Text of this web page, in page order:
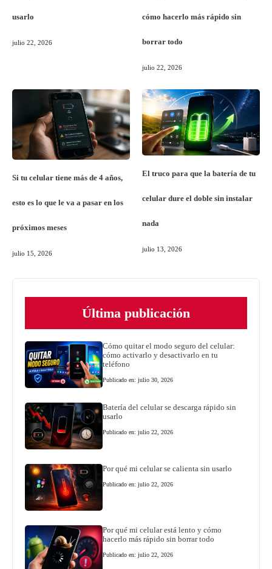
usarlo
julio 22, 2026
cómo hacerlo más rápido sin
borrar todo
julio 22, 2026
Si tu celular tiene más de 4 años,
esto es lo que le va a pasar en los
próximos meses
julio 15, 2026
El truco para que la batería de tu
celular dure el doble sin instalar
nada
julio 13, 2026
Última publicación
Cómo quitar el modo seguro del celular:
cómo activarlo y desactivarlo en tu
teléfono
Publicado en: julio 30, 2026
Batería del celular se descarga rápido sin
usarlo
Publicado en: julio 22, 2026
Por qué mi celular se calienta sin usarlo
Publicado en: julio 22, 2026
Por qué mi celular está lento y cómo
hacerlo más rápido sin borrar todo
Publicado en: julio 22, 2026